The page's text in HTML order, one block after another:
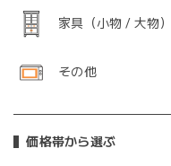
家具（小物 / 大物）
その他
価格帯から選ぶ